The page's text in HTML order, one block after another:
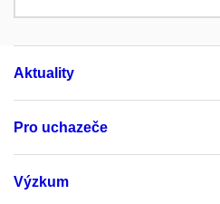
Aktuality
Pro uchazeče
Výzkum